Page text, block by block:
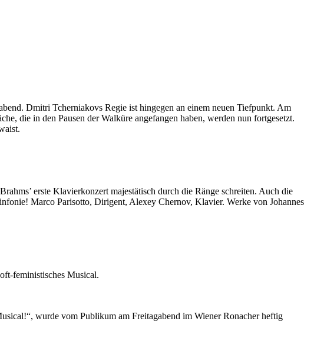
Dmitri Tcherniakovs Regie ist hingegen an einem neuen Tiefpunkt. Am
die in den Pausen der Walküre angefangen haben, werden nun fortgesetzt.
erste Klavierkonzert majestätisch durch die Ränge schreiten. Auch die
Marco Parisotto, Dirigent, Alexey Chernov, Klavier. Werke von Johannes
feministisches Musical.
wurde vom Publikum am Freitagabend im Wiener Ronacher heftig